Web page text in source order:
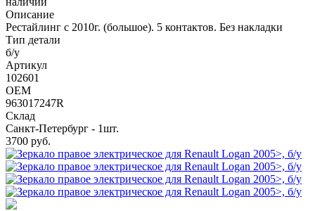
Описание
Рестайлинг с 2010г. (большое). 5 контактов. Без накладки
Тип детали
б/у
Артикул
102601
OEM
963017247R
Склад
Санкт-Петербург - 1шт.
3700 руб.